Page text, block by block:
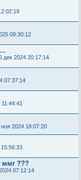
09:30:12
дек 2024 20:17:14
07:37:14
2024 18:07:20
ммг ???
07:12:14